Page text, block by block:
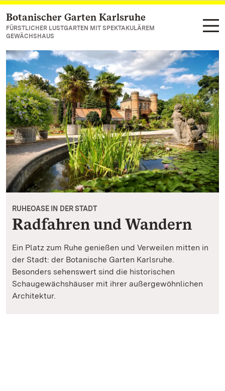
Zum Hauptinhalt springen
Botanischer Garten Karlsruhe
FÜRSTLICHER LUSTGARTEN MIT SPEKTAKULÄREM
GEWÄCHSHAUS
RUHEOASE IN DER STADT
Radfahren und Wandern
Ein Platz zum Ruhe genießen und Verweilen mitten in
der Stadt: der Botanische Garten Karlsruhe.
Besonders sehenswert sind die historischen
Schaugewächshäuser mit ihrer außergewöhnlichen
Architektur.